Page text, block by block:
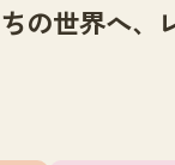
の世界へ、